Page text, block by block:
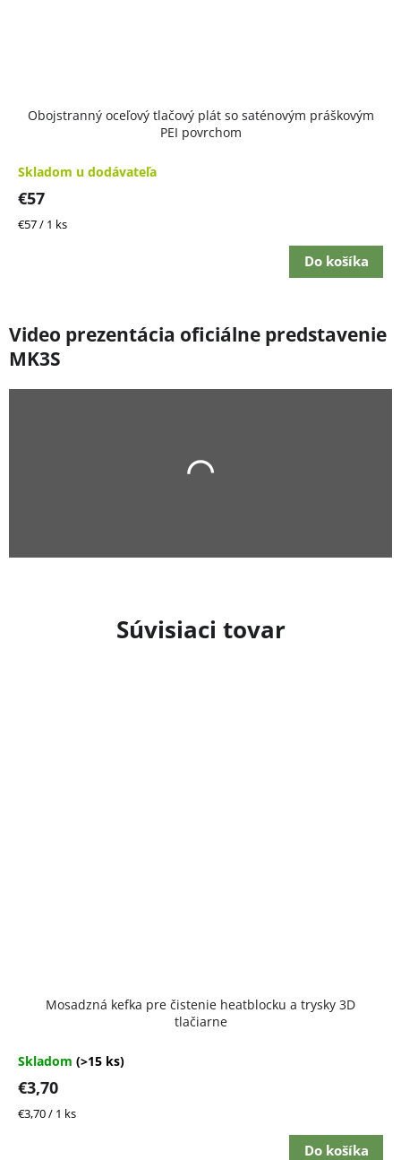
Súvisiaci tovar
Mosadzná kefka pre čistenie heatblocku a trysky 3D
tlačiarne
hodnotenie
5,0
5
hviezdičiek.
Skladom (>15 ks)
€3,70
Jednotková
€3,70 / 1 ks
Do košíka
Obojstranný oceľový tlačový plát so saténovým práškovým
PEI povrchom
Skladom u dodávateľa
€57
Jednotková
€57 / 1 ks
Do košíka
Video prezentácia oficiálne predstavenie
MK3S